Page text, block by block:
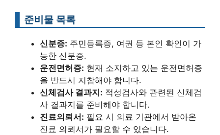
준비물 목록
신분증: 주민등록증, 여권 등 본인 확인이 가
능한 신분증.
운전면허증: 현재 소지하고 있는 운전면허증
을 반드시 지참해야 합니다.
신체검사 결과지: 적성검사와 관련된 신체검
사 결과지를 준비해야 합니다.
진료의뢰서: 필요 시 의료 기관에서 받아온
진료 의뢰서가 필요할 수 있습니다.